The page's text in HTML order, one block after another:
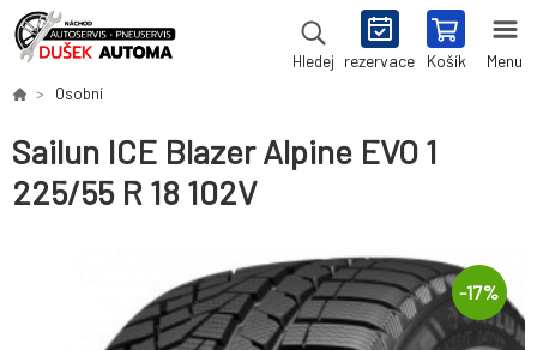
Hledej rezervace Košík Menu
Osobní
Sailun ICE Blazer Alpine EVO 1
225/55 R 18 102V
-17%